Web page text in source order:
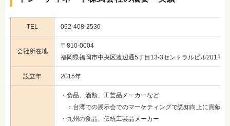
TEL 092-408-2536
会社所在地
〒810-0004
福岡県福岡市中央区渡辺通5丁目13-3セントラルビル201号室
設立年 2015年
・食品、酒類、工芸品メーカーなど
：台湾での展示会でのマーケティングで認知向上に貢献
・九州の食品、伝統工芸品メーカー